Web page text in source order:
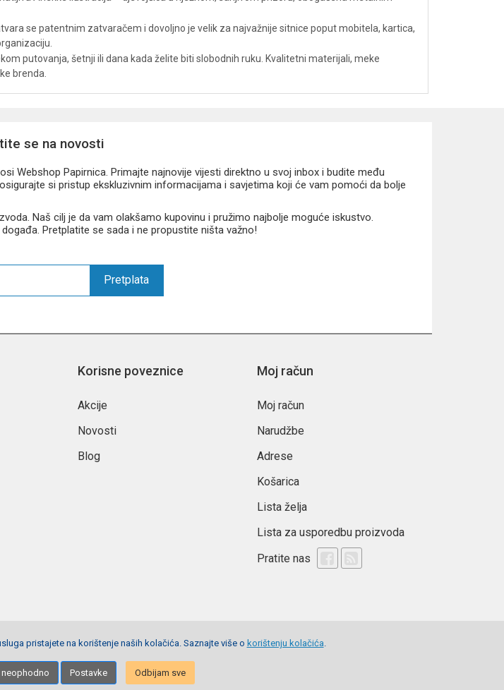
se patentnim zatvaračem i dovoljno je velik za najvažnije sitnice poput mobitela, kartica,
putovanja, šetnji ili dana kada želite biti slobodnih ruku. Kvalitetni materijali, meke
brenda.
se na novosti
Webshop Papirnica. Primajte najnovije vijesti direktno u svoj inbox i budite među
si pristup ekskluzivnim informacijama i savjetima koji će vam pomoći da bolje
Naš cilj je da vam olakšamo kupovinu i pružimo najbolje moguće iskustvo.
Pretplatite se sada i ne propustite ništa važno!
Pretplata
Korisne poveznice
Akcije
Novosti
Blog
Moj račun
Moj račun
Narudžbe
Adrese
Košarica
Lista želja
Lista za usporedbu proizvoda
Pratite nas
pristajete na korištenje naših kolačića. Saznajte više o korištenju kolačića.
neophodno Postavke Odbijam sve